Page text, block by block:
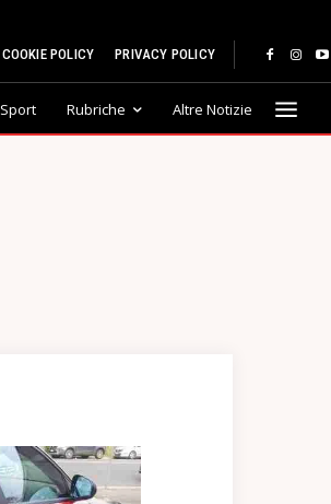
COOKIE POLICY PRIVACY POLICY
Sport Rubriche Altre Notizie